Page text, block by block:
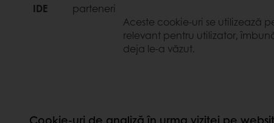
IDE
parteneri
Aceste cookie-uri se utilizează
relevant pentru utilizator,
deja le-a văzut.